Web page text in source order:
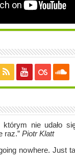
którym nie udało
raz.”Piotr Klatt
nowhere. Just